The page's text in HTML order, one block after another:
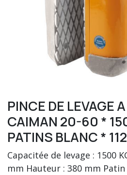
PINCE DE LEVAGE
CAIMAN 20-60 *
PATINS BLANC *
Capacitée de levage : 1500
mm Hauteur : 380 mm